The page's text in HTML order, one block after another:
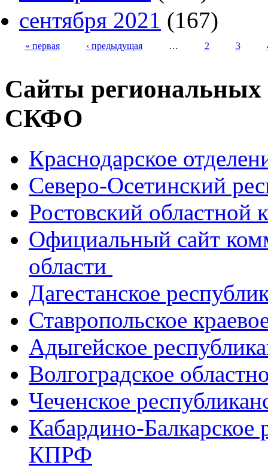
сентября 2021 (167)
« первая ‹ предыдущая … 2 3
Сайты
СКФО
Краснодарское
Северо-Осетинский
Ростовский
Официальный сайт
области
Дагестанское
Ставропольское
Адыгейское
Волгоградское
Чеченское
Кабардино-Балкарское
КПРФ